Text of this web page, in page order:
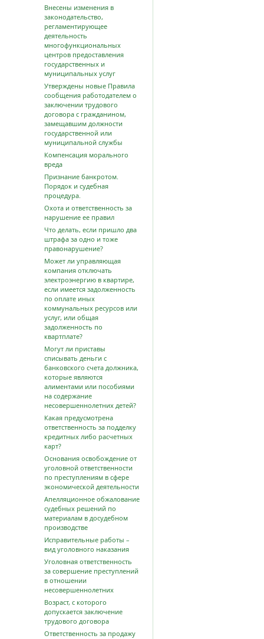
Внесены изменения в
законодательство,
регламентирующее
деятельность
многофункциональных
центров предоставления
государственных и
муниципальных услуг
Утверждены новые Правила
сообщения работодателем о
заключении трудового
договора с гражданином,
замещавшим должности
государственной или
муниципальной службы
Компенсация морального
вреда
Признание банкротом.
Порядок и судебная
процедура.
Охота и ответственность за
нарушение ее правил
Что делать, если пришло два
штрафа за одно и тоже
правонарушение?
Может ли управляющая
компания отключать
электроэнергию в квартире,
если имеется задолженность
по оплате иных
коммунальных ресурсов или
услуг, или общая
задолженность по
квартплате?
Могут ли приставы
списывать деньги с
банковского счета должника,
которые являются
алиментами или пособиями
на содержание
несовершеннолетних детей?
Какая предусмотрена
ответственность за подделку
кредитных либо расчетных
карт?
Основания освобождение от
уголовной ответственности
по преступлениям в сфере
экономической деятельности
Апелляционное обжалование
судебных решений по
материалам в досудебном
производстве
Исправительные работы –
вид уголовного наказания
Уголовная ответственность
за совершение преступлений
в отношении
несовершеннолетних
Возраст, с которого
допускается заключение
трудового договора
Ответственность за продажу